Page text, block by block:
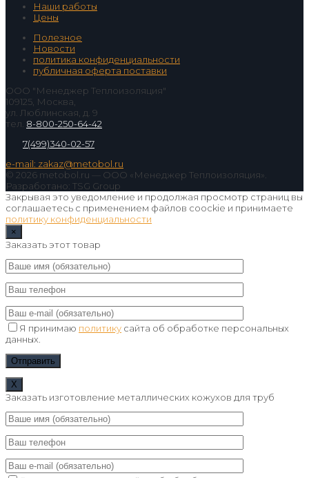
Наши работы
Цены
Полезное
Новости
политика конфиденциальности
публичная оферта поставки
ООО "Менеджер Теплоизоляция"
109125, Москва,
ул. Люблинская, д. 9
тел. 8-800-250-64-42
7(499)340-02-57
e-mail: zakaz@metobol.ru
© 2026 metobol.ru — ООО «Менеджер Теплоизоляция».
Разработано: TSG Group
Закрывая это уведомление и продолжая просмотр страниц вы
соглашаетесь с применением файлов coockie и принимаете
политику конфиденциальности
×
Заказать этот товар
Я принимаю политику сайта об обработке персональных
данных.
Х
Заказать изготовление металлических кожухов для труб